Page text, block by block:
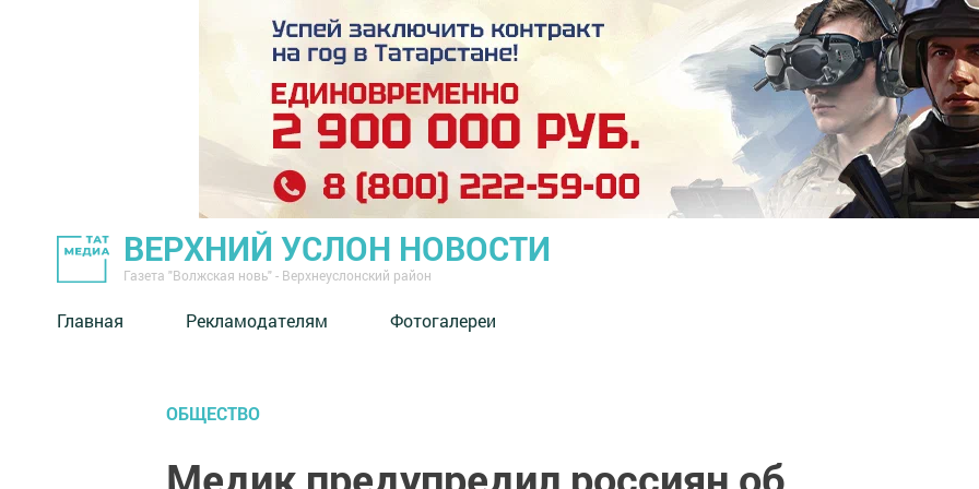
ВЕРХНИЙ УСЛОН НОВОСТИ
Газета "Волжская новь" - Верхнеуслонский район
Главная Рекламодателям Фотогалереи
ОБЩЕСТВО
Медик предупредил россиян об